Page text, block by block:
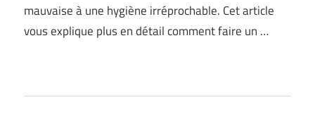
mauvaise à une hygiène irréprochable. Cet article
vous explique plus en détail comment faire un …